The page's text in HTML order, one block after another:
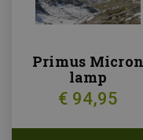
Primus Micron
lamp
€ 94,95